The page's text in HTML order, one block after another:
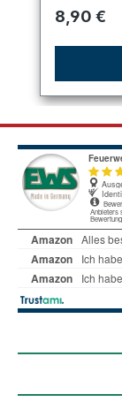
8,90 €